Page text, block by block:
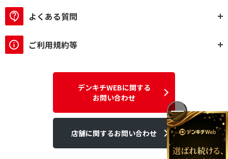
よくある質問
ご利用規約等
デンキチWEBに関する
お問い合わせ
店舗に関するお問い合わせ